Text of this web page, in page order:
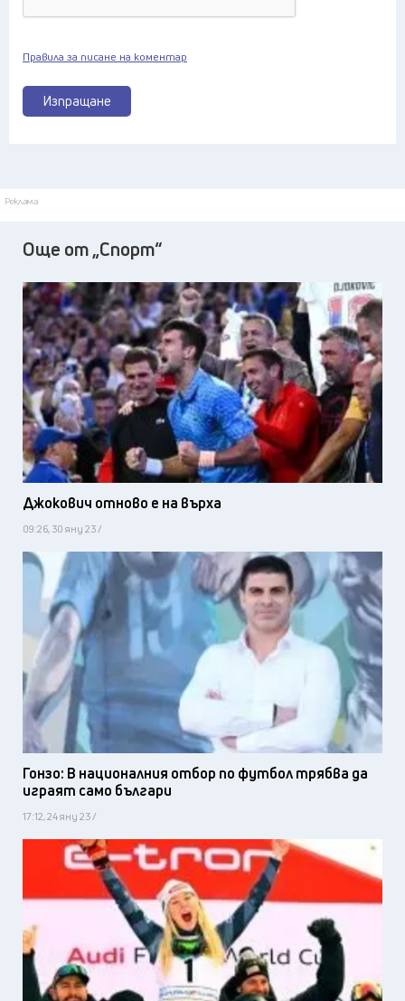
Изпращане
Правила за писане на коментар
Реклама
Още от „Спорт“
Джокович отново е на върха
09:26, 30 яну 23 /
Гонзо: В националния отбор по футбол трябва да
играят само българи
17:12, 24 яну 23 /